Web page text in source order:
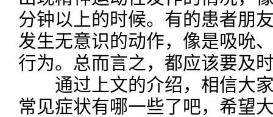
分钟以上的时候。有的患者朋
发生无意识的动作，像是吸吮
行为。总而言之，都应该要及
通过上文的介绍，相信大家
常见症状有哪一些了吧，希望